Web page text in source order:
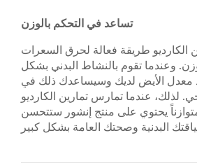
تساعد في التحكم بالوزن
الكارديو طريقة فعالة لحرق السعرات
وعندما تقوم بالنشاط البدني بشكل
معدل الأيض لديك وسيساعدك ذلك في
عندما تمارس تمارين الكارديو
متوازناً يحتوي على منتج إنشور ستتحسن
البدنية وصحتك العامة بشكل كبير